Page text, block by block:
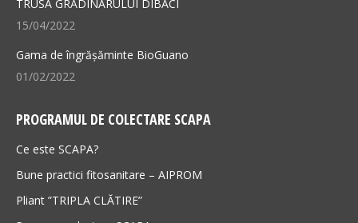
TRUSA GRĂDINARULUI DIBACI
15/04/2022
Gama de îngrășăminte BioGuano
01/02/2022
PROGRAMUL DE COLECTARE SCAPA
Ce este SCAPA?
Bune practici fitosanitare – AIPROM
Pliant ”TRIPLA CLĂTIRE”